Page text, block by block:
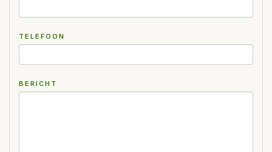
TELEFOON
BERICHT